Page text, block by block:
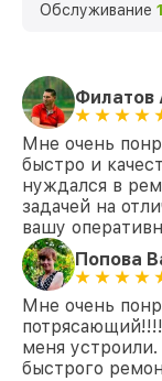
Обслуживание
Филатов
Мне очень
быстро и
нуждался в
задачей на
вашу
Попова
Мне очень
меня
быстрого